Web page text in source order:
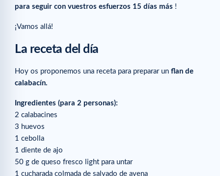
para seguir con vuestros esfuerzos 15 días más !
¡Vamos allá!
La receta del día
Hoy os proponemos una receta para preparar un flan de
calabacín.
Ingredientes (para 2 personas):
2 calabacines
3 huevos
1 cebolla
1 diente de ajo
50 g de queso fresco light para untar
1 cucharada colmada de salvado de avena